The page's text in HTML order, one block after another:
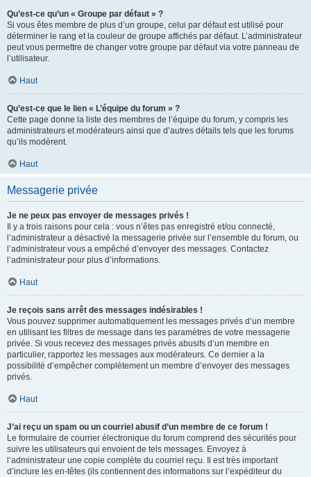
Qu’est-ce qu’un « Groupe par défaut » ?
Si vous êtes membre de plus d’un groupe, celui par défaut est utilisé pour
déterminer le rang et la couleur de groupe affichés par défaut. L’administrateur
peut vous permettre de changer votre groupe par défaut via votre panneau de
l’utilisateur.
Haut
Qu’est-ce que le lien « L’équipe du forum » ?
Cette page donne la liste des membres de l’équipe du forum, y compris les
administrateurs et modérateurs ainsi que d’autres détails tels que les forums
qu’ils modèrent.
Haut
Messagerie privée
Je ne peux pas envoyer de messages privés !
Il y a trois raisons pour cela : vous n’êtes pas enregistré et/ou connecté,
l’administrateur a désactivé la messagerie privée sur l’ensemble du forum, ou
l’administrateur vous a empêché d’envoyer des messages. Contactez
l’administrateur pour plus d’informations.
Haut
Je reçois sans arrêt des messages indésirables !
Vous pouvez supprimer automatiquement les messages privés d’un membre
en utilisant les filtres de message dans les paramètres de votre messagerie
privée. Si vous recevez des messages privés abusifs d’un membre en
particulier, rapportez les messages aux modérateurs. Ce dernier a la
possibilité d’empêcher complètement un membre d’envoyer des messages
privés.
Haut
J’ai reçu un spam ou un courriel abusif d’un membre de ce forum !
Le formulaire de courrier électronique du forum comprend des sécurités pour
suivre les utilisateurs qui envoient de tels messages. Envoyez à
l’administrateur une copie complète du courriel reçu. Il est très important
d’inclure les en-têtes (ils contiennent des informations sur l’expéditeur du